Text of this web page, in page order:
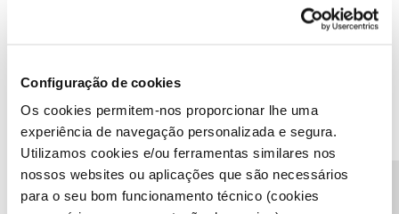
Configuração de cookies
Os cookies permitem-nos proporcionar lhe uma
experiência de navegação personalizada e segura.
Utilizamos cookies e/ou ferramentas similares nos
nossos websites ou aplicações que são necessários
para o seu bom funcionamento técnico (cookies
Forum|Forum|6 years ago
enviar uma mensagem privada, só precisa de carregar neste
Ajude a comunidade a encontrar informação relevante. Marque
como "Melhor Resposta" e faça "Like" nos melhores comentários.